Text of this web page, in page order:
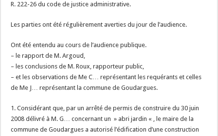
R. 222-26 du code de justice administrative.
Les parties ont été régulièrement averties du jour de l’audience.
Ont été entendu au cours de l’audience publique.
– le rapport de M. Argoud,
– les conclusions de M. Roux, rapporteur public,
– et les observations de Me C… représentant les requérants et celles
de Me J… représentant la commune de Goudargues.
1. Considérant que, par un arrêté de permis de construire du 30 juin
2008 délivré à M. G… concernant un » abri jardin « , le maire de la
commune de Goudargues a autorisé l’édification d’une construction